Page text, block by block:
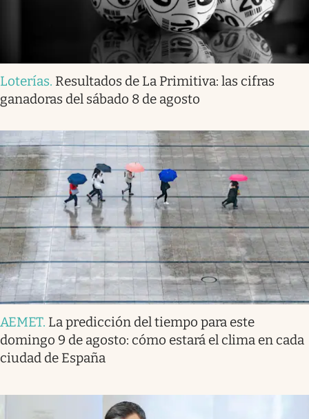
Loterías. Resultados de La Primitiva: las cifras
ganadoras del sábado 8 de agosto
AEMET. La predicción del tiempo para este
domingo 9 de agosto: cómo estará el clima en cada
ciudad de España